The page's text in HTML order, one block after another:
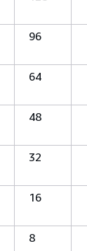
96
64
48
32
16
8